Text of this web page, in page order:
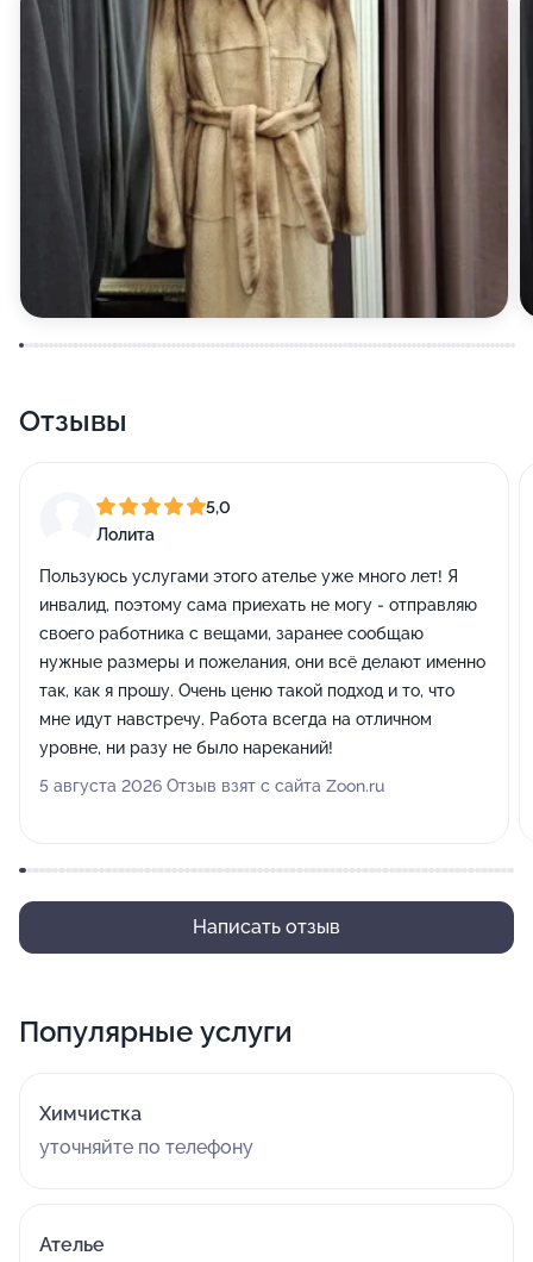
Отзывы
5,0
Лолита
Пользуюсь услугами этого ателье уже много лет! Я
инвалид, поэтому сама приехать не могу - отправляю
своего работника с вещами, заранее сообщаю
нужные размеры и пожелания, они всё делают именно
так, как я прошу. Очень ценю такой подход и то, что
мне идут навстречу. Работа всегда на отличном
уровне, ни разу не было нареканий!
5 августа 2026 Отзыв взят с сайта Zoon.ru
Написать отзыв
Популярные услуги
Химчистка
уточняйте по телефону
Ателье